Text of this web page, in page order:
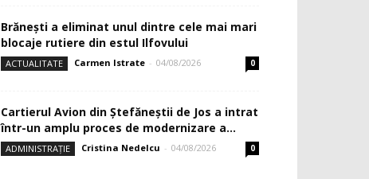
Brănești a eliminat unul dintre cele mai mari
blocaje rutiere din estul Ilfovului
ACTUALITATE Carmen Istrate - 04/08/2026 0
Cartierul Avion din Ştefăneştii de Jos a intrat
într-un amplu proces de modernizare a...
ADMINISTRAȚIE Cristina Nedelcu - 04/08/2026 0